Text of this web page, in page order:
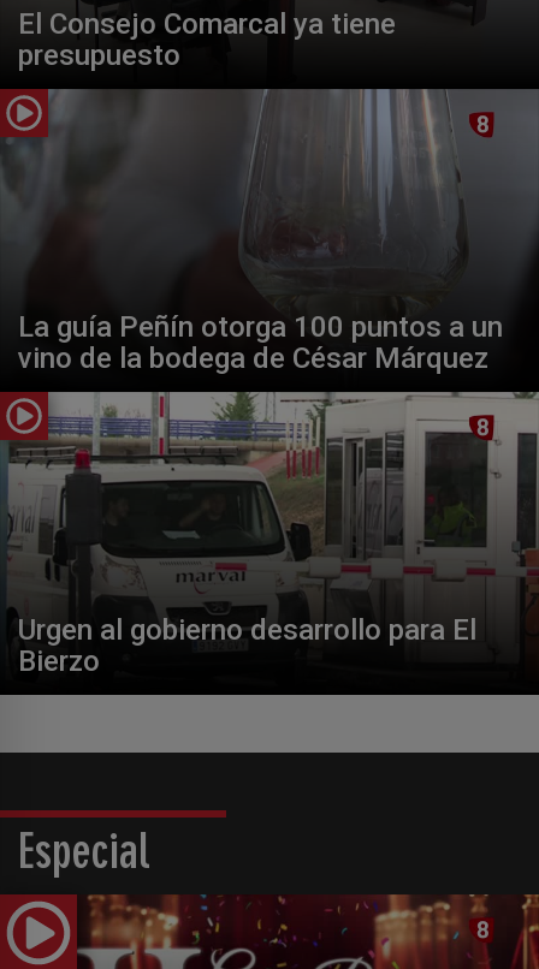
El Consejo Comarcal ya tiene
presupuesto
La guía Peñín otorga 100 puntos a un
vino de la bodega de César Márquez
Urgen al gobierno desarrollo para El
Bierzo
Especial